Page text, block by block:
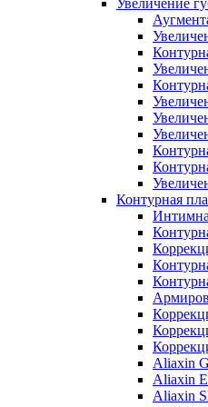
Увеличение
Контурная
Aliaxin
Aliaxin
Aliaxin